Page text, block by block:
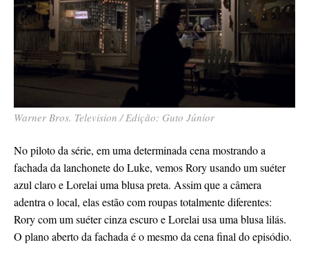
Warner Bros. Television / Edição: Guto Júnior
No piloto da série, em uma determinada cena mostrando a
fachada da lanchonete do Luke, vemos Rory usando um suéter
azul claro e Lorelai uma blusa preta. Assim que a câmera
adentra o local, elas estão com roupas totalmente diferentes:
Rory com um suéter cinza escuro e Lorelai usa uma blusa lilás.
O plano aberto da fachada é o mesmo da cena final do episódio.